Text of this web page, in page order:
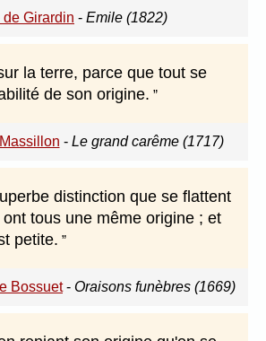
de Girardin - Emile (1822)
la terre, parce que tout se
de son origine.
- Le grand carême (1717)
distinction que se flattent
ont tous une même origine ; et
petite.
Bossuet- Oraisons funèbres (1669)